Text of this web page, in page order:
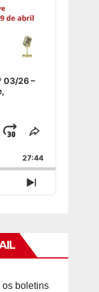
03/26 –
Jump
Forward
Share
Episode
27:44
Next
Episode
os boletins